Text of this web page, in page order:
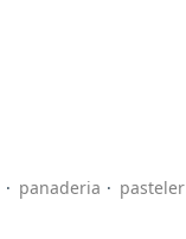
panaderia